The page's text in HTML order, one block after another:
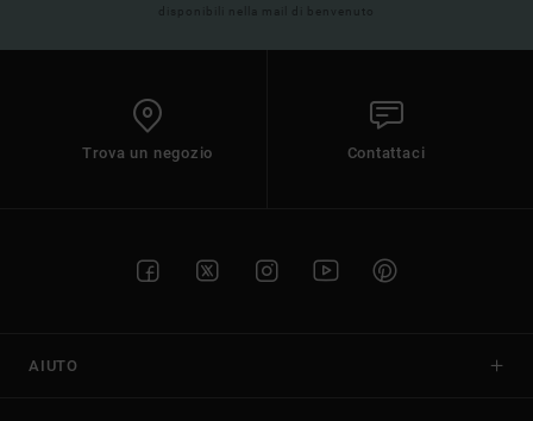
disponibili nella mail di benvenuto
Trova un negozio Contattaci
AIUTO